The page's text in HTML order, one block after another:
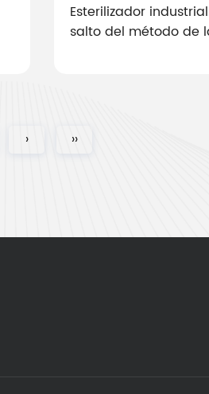
Esterilizador
salto del método de
› ››